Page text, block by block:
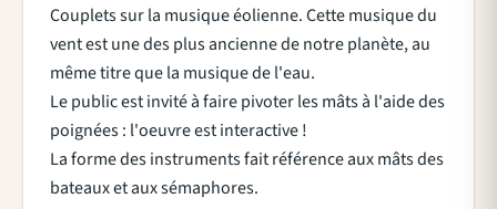
Couplets sur la musique éolienne. Cette musique du
vent est une des plus ancienne de notre planète, au
même titre que la musique de l'eau.
Le public est invité à faire pivoter les mâts à l'aide des
poignées : l'oeuvre est interactive !
La forme des instruments fait référence aux mâts des
bateaux et aux sémaphores.